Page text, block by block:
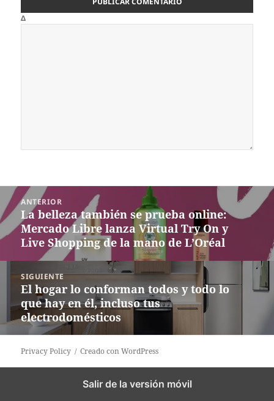
Δ
Navegación
de
entradas
ANTERIOR
Entrada
anterior:
La belleza también se prueba online:
Mercado Libre lanza Virtual Try On y
Live Shopping de la mano de L’Oréal
SIGUIENTE
Siguiente
entrada:
El hogar lo conforman todos y todo lo
que hay en él, incluso tus
electrodomésticos
Privacy Policy Creado con WordPress
Salir de la versión móvil